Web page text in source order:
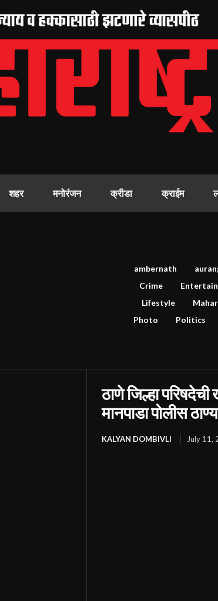
शहर मनोरंजन क्रीडा क्राईम
ambernath
Crime
Lifestyle
Photo
Politics
ठाणे जिल्हा
मानपाडा पोलीस
KALYAN DOMBIVLI July 11,